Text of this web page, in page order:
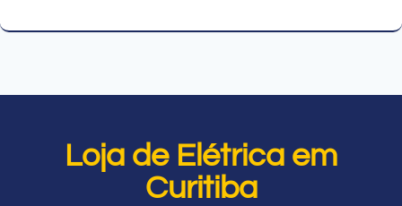
Loja de Elétrica em
Curitiba